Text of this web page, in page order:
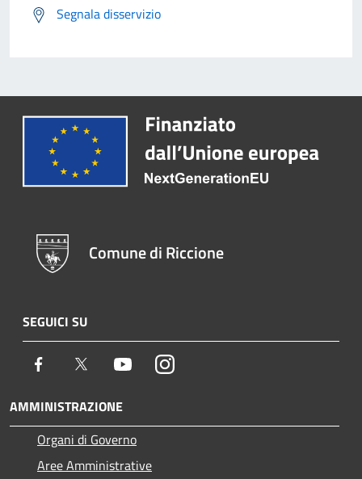
Segnala disservizio
Comune di Riccione
SEGUICI SU
Facebook Twitter YoutubeInstagram
AMMINISTRAZIONE
Organi di Governo
Aree Amministrative